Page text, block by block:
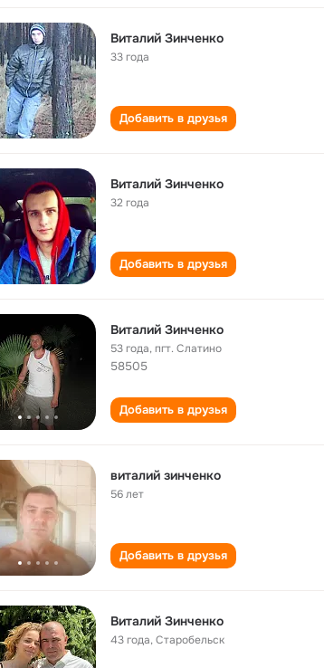
Виталий Зинченко
33 года
Добавить в друзья
Виталий Зинченко
32 года
Добавить в друзья
Виталий Зинченко
53 года,пгт. Слатино
58505
Добавить в друзья
виталий зинченко
56 лет
Добавить в друзья
Виталий Зинченко
43 года,Старобельск